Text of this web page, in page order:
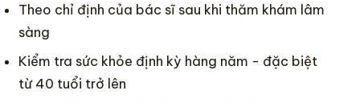
Theo chỉ định của bác sĩ sau khi thăm khám lâm
sàng
Kiểm tra sức khỏe định kỳ hàng năm - đặc biệt
từ 40 tuổi trở lên